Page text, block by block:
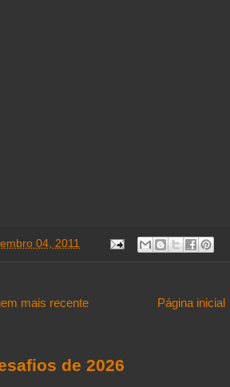
04, 2011
mais recente Página inicial
de 2026